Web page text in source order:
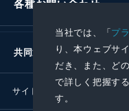
当社では、「プ
り、本ウェブサ
だき、また、ど
で詳しく把握す
す。
各種お問い合わせ
共同通信社グループ
サイトポリシー